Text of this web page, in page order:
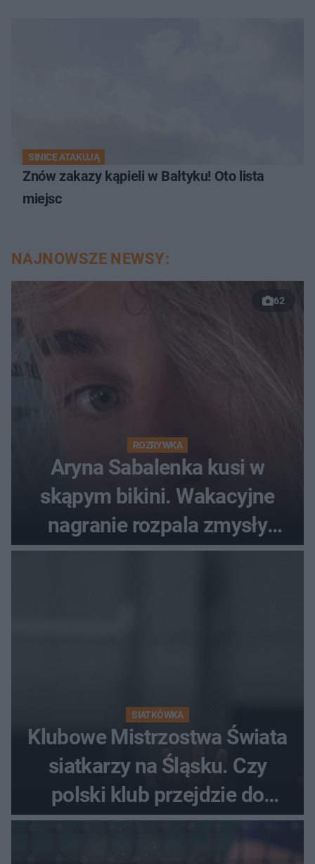
SINICE ATAKUJĄ
Znów zakazy kąpieli w Bałtyku! Oto lista
miejsc
NAJNOWSZE NEWSY:
62
ROZRYWKA
Aryna Sabalenka kusi w
skąpym bikini. Wakacyjne
nagranie rozpala zmysły
fanów
SIATKÓWKA
Klubowe Mistrzostwa Świata
siatkarzy na Śląsku. Czy
polski klub przejdzie do
historii